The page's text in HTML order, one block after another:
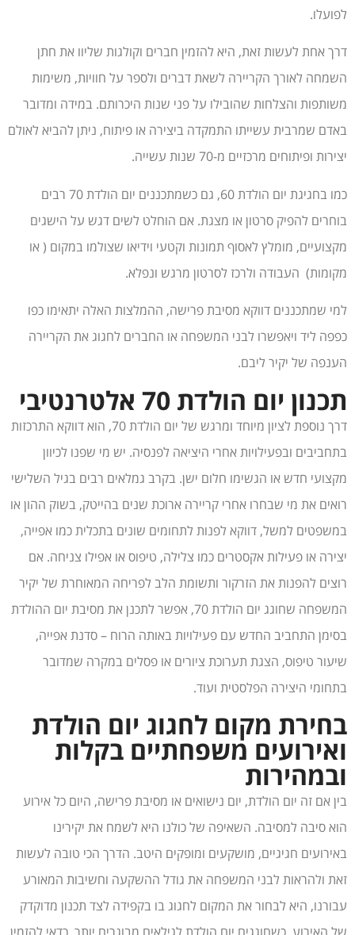
לפועלו.
דרך אחת לעשות זאת, היא להזמין חברים וקולגות שליוו את חתן
השמחה לאורך הקריירה לשאת דברים ולספר על חוויות, משימות
משותפות והצלחות שהובילו על פני שנות היכרותם. במידה ומדובר
באדם שמרבית עשייתו התמקדה ביצירה או פיתוח, ניתן להביא לאולם
יצירות ופיתוחים מרכזיים מ-70 שנות עשייה.
כמו בחגיגת יום הולדת 60, גם כשמתכננים יום הולדת 70 רבים
בוחרים להפיק סרטון או מצגת. אם הוחלט לשים דגש על הישגים
מקצועיים, מומלץ לאסוף תמונות וקטעי וידיאו שצולמו במקום ( או
מקומות) העבודה ולרכז לסרטון מרגש ונפלא.
למי שמתכננים דווקא מסיבת פרישה, ההמלצות האלה יתאימו כפו
כפפה ליד ויאפשרו לבני המשפחה או החברים לחגוג את הקריירה
הענפה של יקיר ליבם.
תכנון יום הולדת 70 אלטרנטיבי
דרך נוספת לציון מיוחד ומרגש של יום הולדת 70, הוא דווקא התרכזות
בתחביבים ובפעילויות אחרי היציאה לפנסיה. יש מי שפנו לכיוון
מקצועי חדש או הגשימו חלום ישן. בקרב גמלאים רבים בגיל השלישי
רואים את מי שבחרו אחרי קריירה ארוכת שנים בהייטק, בשוק ההון או
במשפטים למשל, דווקא לפנות לתחומים שונים בתכלית כמו אפייה,
יצירה או פעילות אקסטרים כמו צלילה, טיפוס או אפילו צניחה. אם
רוצים להפנות את הזרקור ותשומת הלב לפריחה המאוחרת של יקיר
המשפחה שחוגג יום הולדת 70, אפשר לתכנן את מסיבת יום ההולדת
בסימן התחביב החדש עם פעילויות באותה הרוח – סדנת אפייה,
שיעור טיפוס, הצגת תערוכת ציורים או פסלים במקרה שמדובר
בתחומי היצירה הפלסטית ועוד.
בחירת מקום לחגוג יום הולדת
ואירועים משפחתיים בקלות
ובמהירות
בין אם זה יום הולדת, יום נישואים או מסיבת פרישה, היום כל אירוע
הוא סיבה למסיבה. השאיפה של כולנו היא לשמח את יקירינו
באירועים חגיגיים, מושקעים ומופקים היטב. הדרך הכי טובה לעשות
זאת ולהראות לבני המשפחה את גודל ההשקעה וחשיבות המאורע
עבורנו, היא לבחור את המקום לחגוג בו בקפידה לצד תכנון מדוקדק